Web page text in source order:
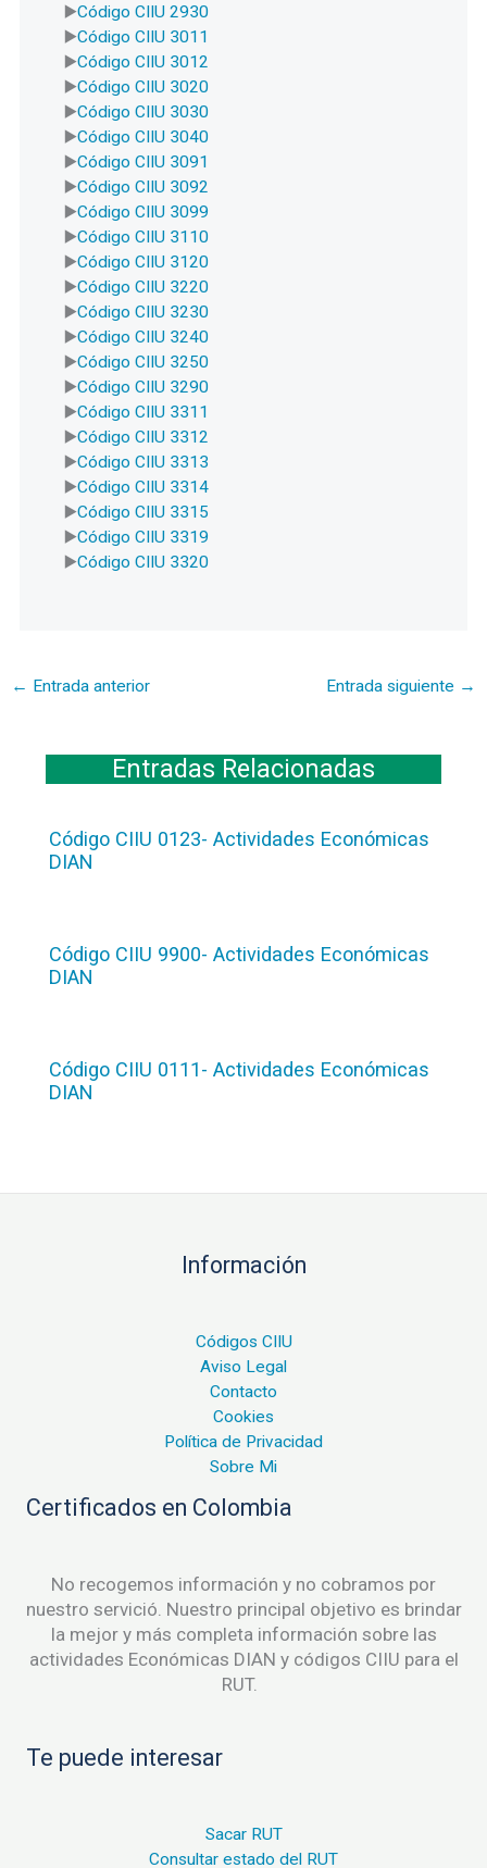
Código CIIU 2930
Código CIIU 3011
Código CIIU 3012
Código CIIU 3020
Código CIIU 3030
Código CIIU 3040
Código CIIU 3091
Código CIIU 3092
Código CIIU 3099
Código CIIU 3110
Código CIIU 3120
Código CIIU 3220
Código CIIU 3230
Código CIIU 3240
Código CIIU 3250
Código CIIU 3290
Código CIIU 3311
Código CIIU 3312
Código CIIU 3313
Código CIIU 3314
Código CIIU 3315
Código CIIU 3319
Código CIIU 3320
← Entrada anterior Entrada siguiente →
Entradas Relacionadas
Código CIIU 0123- Actividades Económicas
DIAN
Código CIIU 9900- Actividades Económicas
DIAN
Código CIIU 0111- Actividades Económicas
DIAN
Información
Códigos CIIU
Aviso Legal
Contacto
Cookies
Política de Privacidad
Sobre Mi
Certificados en Colombia
No recogemos información y no cobramos por
nuestro servició. Nuestro principal objetivo es brindar
la mejor y más completa información sobre las
actividades Económicas DIAN y códigos CIIU para el
RUT.
Te puede interesar
Sacar RUT
Consultar estado del RUT